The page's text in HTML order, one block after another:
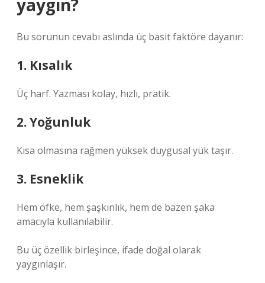
yaygın?
Bu sorunun cevabı aslında üç basit faktöre dayanır:
1. Kısalık
Üç harf. Yazması kolay, hızlı, pratik.
2. Yoğunluk
Kısa olmasına rağmen yüksek duygusal yük taşır.
3. Esneklik
Hem öfke, hem şaşkınlık, hem de bazen şaka
amacıyla kullanılabilir.
Bu üç özellik birleşince, ifade doğal olarak
yaygınlaşır.